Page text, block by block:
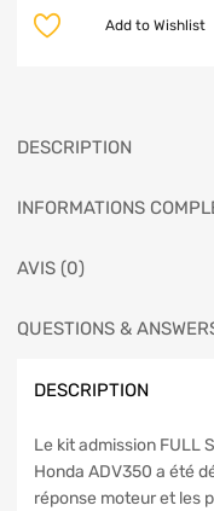
Add to Wishlist
DESCRIPTION
INFORMATIONS
AVIS (0)
QUESTIONS &
DESCRIPTION
Le kit admission FULL
Honda ADV350 a été
réponse moteur et les